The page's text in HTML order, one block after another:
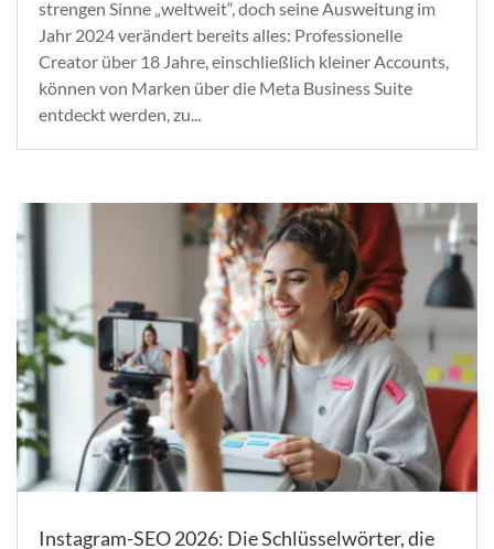
strengen Sinne „weltweit“, doch seine Ausweitung im
Jahr 2024 verändert bereits alles: Professionelle
Creator über 18 Jahre, einschließlich kleiner Accounts,
können von Marken über die Meta Business Suite
entdeckt werden, zu...
Instagram-SEO 2026: Die Schlüsselwörter, die